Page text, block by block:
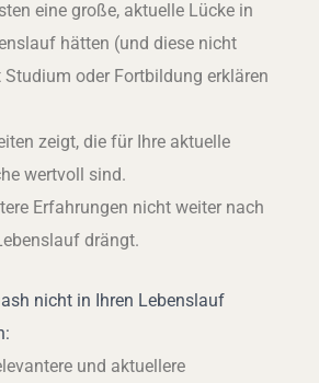
eine große, aktuelle Lücke in
hätten (und diese nicht
Studium oder Fortbildung erklären
zeigt, die für Ihre aktuelle
wertvoll sind.
Erfahrungen nicht weiter nach
drängt.
nicht in Ihren Lebenslauf
und aktuellere